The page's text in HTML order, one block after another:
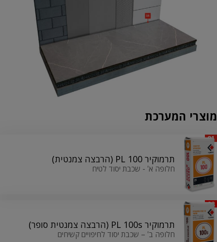
מוצרי המערכת
01
תרמוקיר PL 100 (הרבצה צמנטית)
חלופה א' - שכבת יסוד לטיח
02
תרמוקיר PL 100s (הרבצה צמנטית סופר)
חלופה ב' – שכבת יסוד לחיפויים קשיחים